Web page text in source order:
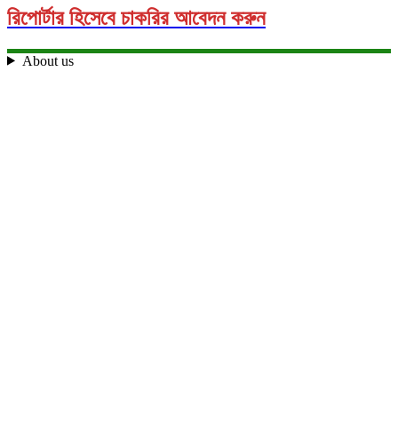
রিপোর্টার হিসেবে চাকরির আবেদন করুন
About us